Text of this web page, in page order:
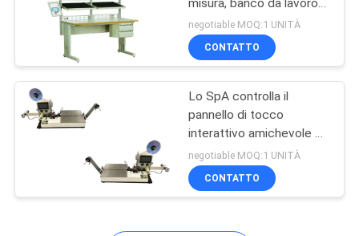
anti banco da lavoro
statico
misura, banco da lavoro
di industrie di produzione
negotiable MOQ:1 UNITÀ
CONTATTO
Lo SpA controlla il
pannello di tocco
interattivo amichevole a
macchina di conteggio
componente di Smd
negotiable MOQ:1 UNITÀ
CONTATTO